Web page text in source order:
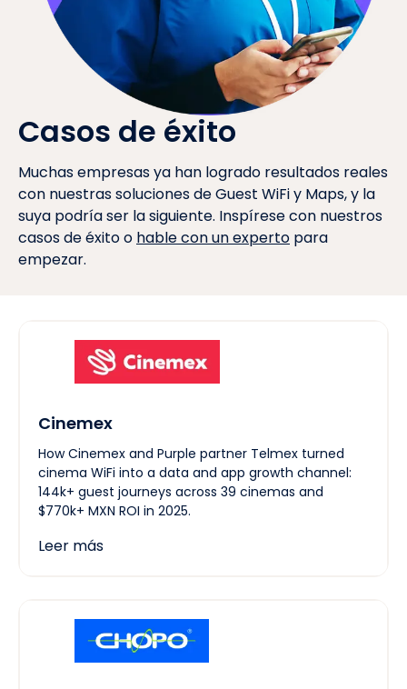
Casos de éxito
Muchas empresas ya han logrado resultados reales
con nuestras soluciones de Guest WiFi y Maps, y la
suya podría ser la siguiente. Inspírese con nuestros
casos de éxito o hable con un experto para
empezar.
Cinemex
How Cinemex and Purple partner Telmex turned
cinema WiFi into a data and app growth channel:
144k+ guest journeys across 39 cinemas and
$770k+ MXN ROI in 2025.
Leer más